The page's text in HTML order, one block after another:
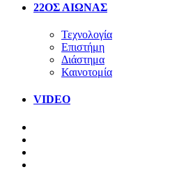
22ΟΣ ΑΙΩΝΑΣ
Τεχνολογία
Επιστήμη
Διάστημα
Καινοτομία
VIDEO